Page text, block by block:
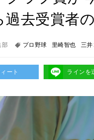
過去受賞者
部 プロ野球 里崎智也 三
ート ラインを